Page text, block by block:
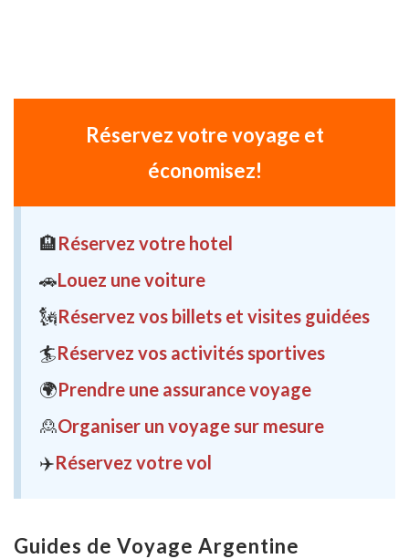
Réservez votre voyage et
économisez!
🏨Réservez votre hotel
🚗Louez une voiture
🗽Réservez vos billets et visites guidées
🏄Réservez vos activités sportives
🌍Prendre une assurance voyage
🙎Organiser un voyage sur mesure
✈️Réservez votre vol
Guides de Voyage Argentine